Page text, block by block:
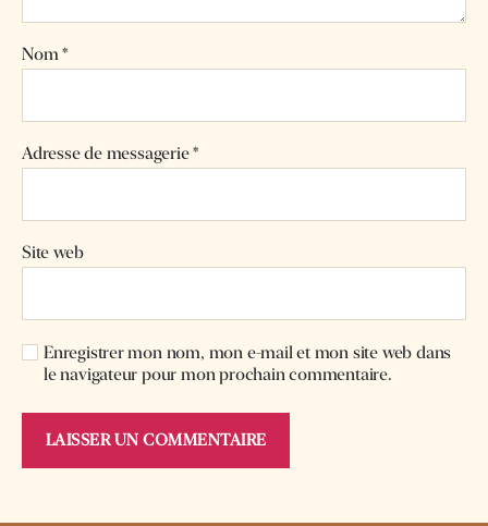
Nom*
Adresse de messagerie*
Site web
Enregistrer mon nom, mon e-mail et mon site web dans
le navigateur pour mon prochain commentaire.